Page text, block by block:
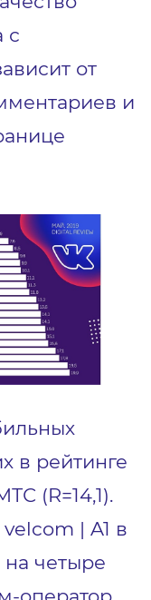
с
от
и
в рейтинге
(R=14,1).
| A1 в
на четыре